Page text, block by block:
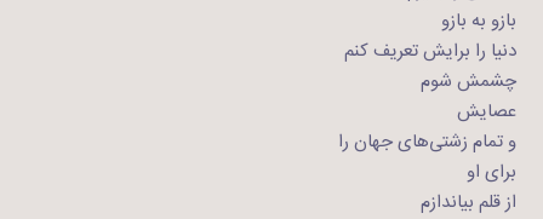
بازو به بازو
دنیا را برایش تعریف ‌کنم
چشمش شوم
عصایش
و تمام زشتی‌ها‌ی جهان را
برای او
از قلم بیاندازم